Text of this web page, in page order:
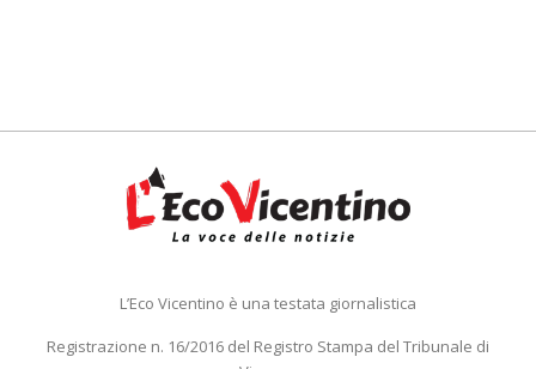
L’Eco Vicentino è una testata giornalistica
Registrazione n. 16/2016 del Registro Stampa del Tribunale di